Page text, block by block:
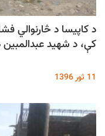
د کاپيسا د څارنوالي
کې، د شهيد عبدالمبين د ښوونځي د ودانۍ پاتې کار
11 ثور 1396